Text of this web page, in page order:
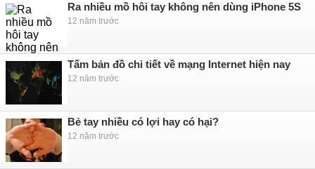
Ra nhiều mồ hôi tay không nên dùng iPhone 5S
12 năm trước
Tấm bản đồ chi tiết về mạng Internet hiện nay
12 năm trước
Bẻ tay nhiều có lợi hay có hại?
12 năm trước